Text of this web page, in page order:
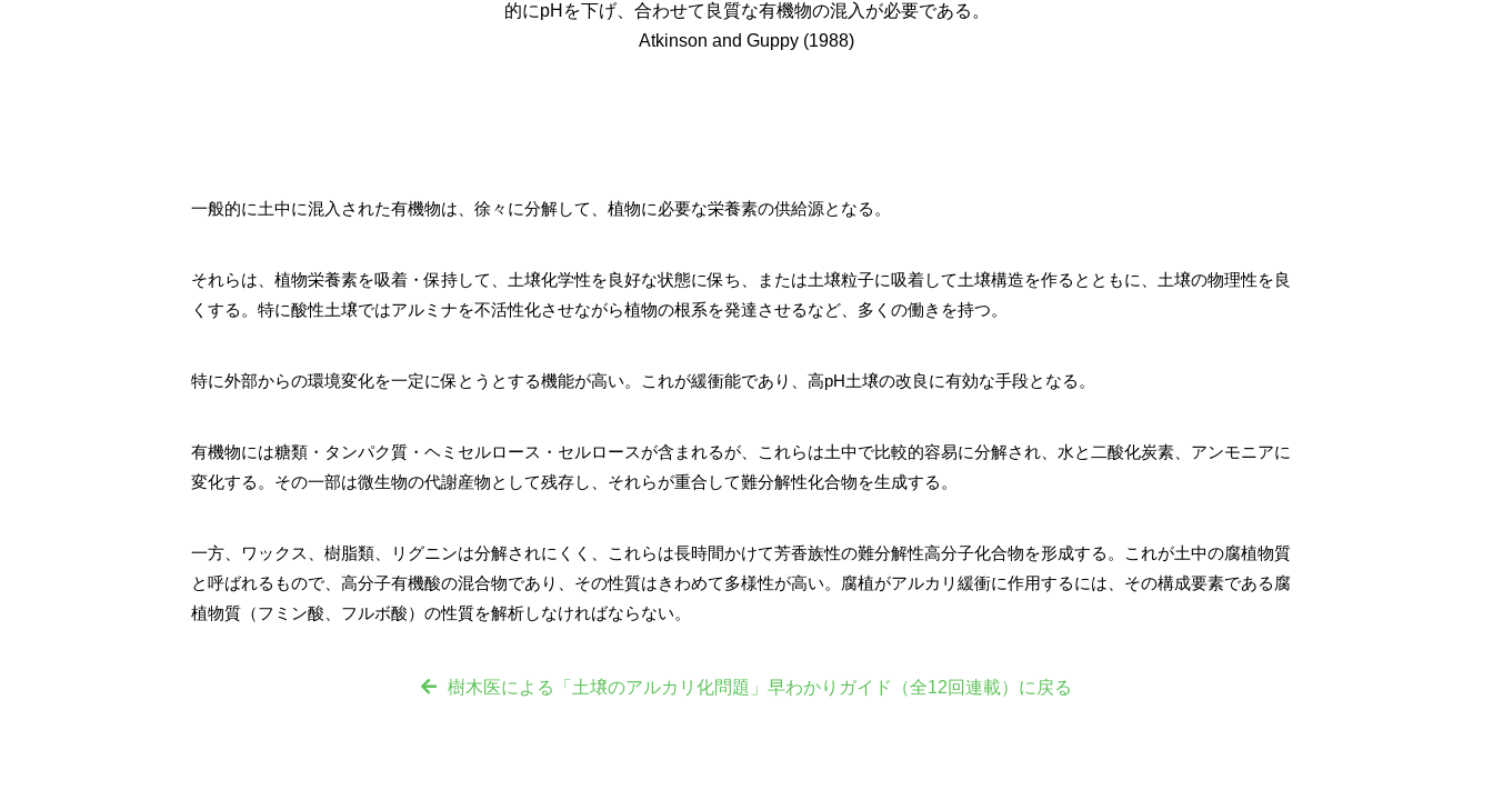
的にpHを下げ、合わせて良質な有機物の混入が必要である。
Atkinson and Guppy (1988)
一般的に土中に混入された有機物は、徐々に分解して、植物に必要な栄養素の供給源となる。
それらは、植物栄養素を吸着・保持して、土壌化学性を良好な状態に保ち、または土壌粒子に吸着して土壌構造を作るとともに、土壌の物理性を良
くする。特に酸性土壌ではアルミナを不活性化させながら植物の根系を発達させるなど、多くの働きを持つ。
特に外部からの環境変化を一定に保とうとする機能が高い。これが緩衝能であり、高pH土壌の改良に有効な手段となる。
有機物には糖類・タンパク質・ヘミセルロース・セルロースが含まれるが、これらは土中で比較的容易に分解され、水と二酸化炭素、アンモニアに
変化する。その一部は微生物の代謝産物として残存し、それらが重合して難分解性化合物を生成する。
一方、ワックス、樹脂類、リグニンは分解されにくく、これらは長時間かけて芳香族性の難分解性高分子化合物を形成する。これが土中の腐植物質
と呼ばれるもので、高分子有機酸の混合物であり、その性質はきわめて多様性が高い。腐植がアルカリ緩衝に作用するには、その構成要素である腐
植物質（フミン酸、フルボ酸）の性質を解析しなければならない。
樹木医による「土壌のアルカリ化問題」早わかりガイド（全12回連載）に戻る